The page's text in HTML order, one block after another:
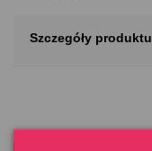
Szczegóły produktu